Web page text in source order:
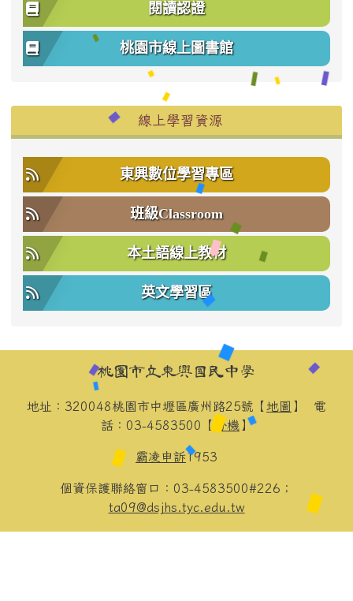
閱讀認證
桃園市線上圖書館
右邊區域內容 線上學習資源
東興數位學習專區
班級Classroom
本土語線上教材
英文學習區
頁尾區域內容桃園市立東興國民中學
地址：320048桃園市中壢區廣州路25號【 地圖 】 電
話：03-4583500【 分機 】
霸凌申訴1953
個資保護聯絡窗口：03-4583500#226；
ta09@dsjhs.tyc.edu.tw